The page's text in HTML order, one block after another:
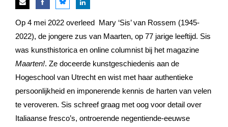
Op 4 mei 2022 overleed Mary ‘Sis’ van Rossem (1945-
2022), de jongere zus van Maarten, op 77 jarige leeftijd. Sis
was kunsthistorica en online columnist bij het magazine
Maarten!. Ze doceerde kunstgeschiedenis aan de
Hogeschool van Utrecht en wist met haar authentieke
persoonlijkheid en imponerende kennis de harten van velen
te veroveren. Sis schreef graag met oog voor detail over
Italiaanse fresco’s, ontroerende negentiende-eeuwse